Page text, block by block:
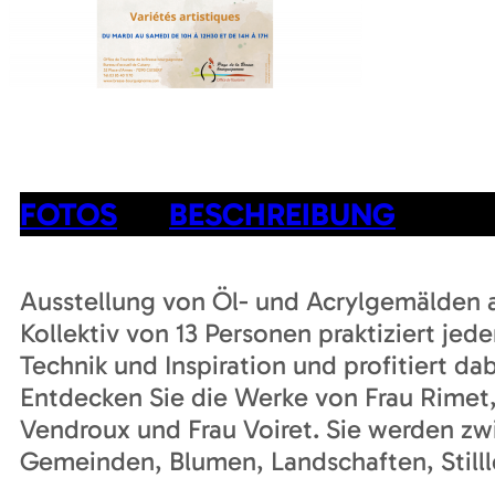
FOTOS BESCHREIBUNG
Ausstellung von Öl- und Acrylgemälden
Kollektiv von 13 Personen praktiziert
Technik und Inspiration und profitiert
Entdecken Sie die Werke von Frau
Vendroux und Frau Voiret. Sie werden
Gemeinden, Blumen, Landschaften,